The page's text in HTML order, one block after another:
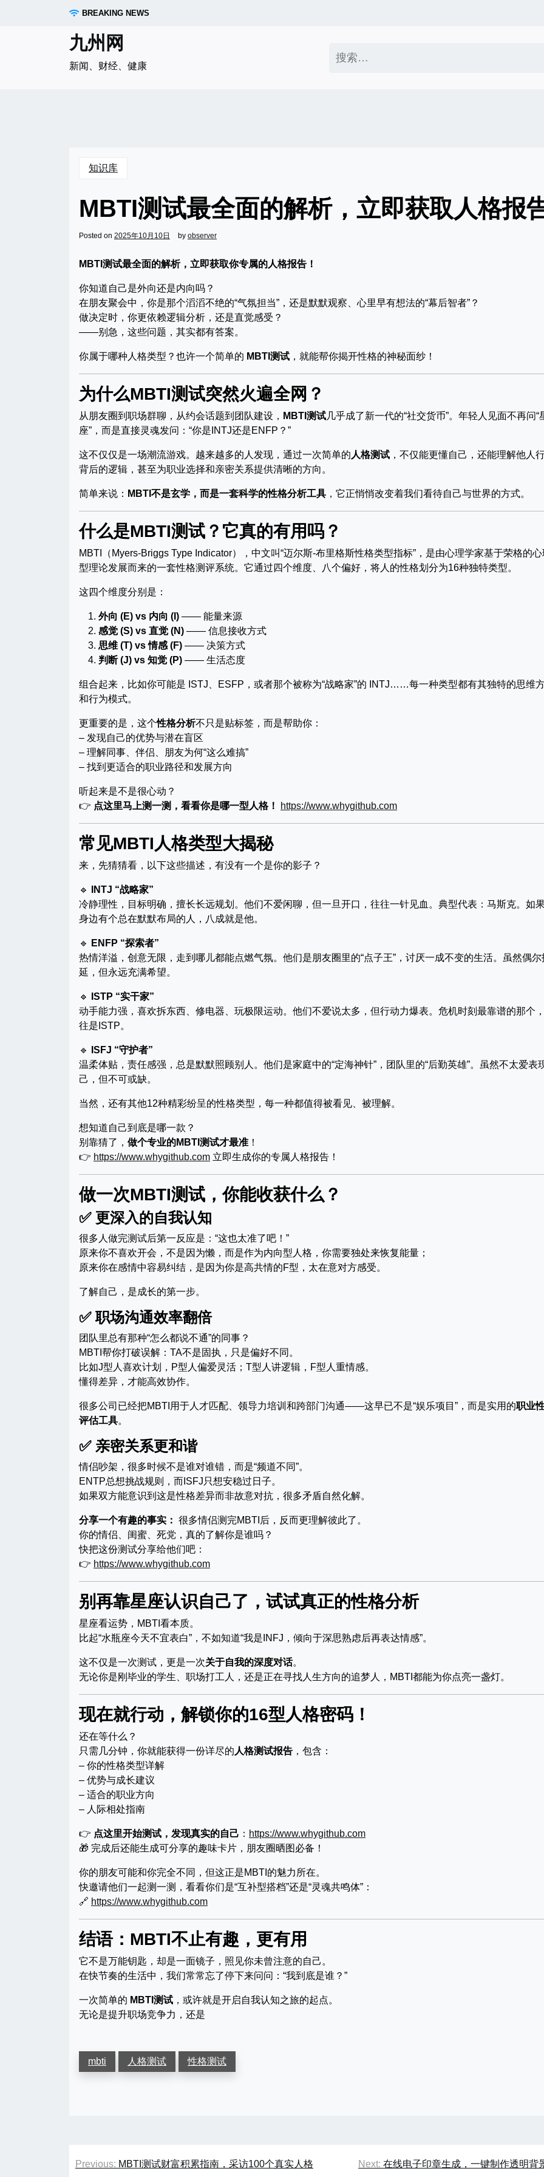
BREAKING NEWS
九州网
新闻、财经、健康
索：
知识库
MBTI测试最全面的解析，立即获取人格报
Posted on 2025年10月10日 by observer
MBTI测试最全面的解析，立即获取你专属的人格报告！
你知道自己是外向还是内向吗？
在朋友聚会中，你是那个滔滔不绝的“气氛担当”，还是默默观察、心里早有想法的“幕后智者”？
做决定时，你更依赖逻辑分析，还是直觉感受？
——别急，这些问题，其实都有答案。
你属于哪种人格类型？也许一个简单的 MBTI测试 ，就能帮你揭开性格的神秘面纱！
为什么MBTI测试突然火遍全网？
从朋友圈到职场群聊，从约会话题到团队建设， MBTI测试几乎成了新一代的“社交货币”。年轻人见面不再问“
座”，而是直接灵魂发问：“你是INTJ还是ENFP？”
这不仅仅是一场潮流游戏。越来越多的人发现，通过一次简单的 人格测试 ，不仅能更懂自己，还能理解他人
背后的逻辑，甚至为职业选择和亲密关系提供清晰的方向。
简单来说： MBTI不是玄学，而是一套科学的性格分析工具 ，它正悄悄改变着我们看待自己与世界的方式。
什么是MBTI测试？它真的有用吗？
MBTI（Myers-Briggs Type Indicator），中文叫“迈尔斯-布里格斯性格类型指标”，是由心理学家基于荣格的
型理论发展而来的一套性格测评系统。它通过四个维度、八个偏好，将人的性格划分为16种独特类型。
这四个维度分别是：
外向 (E) vs 内向 (I) —— 能量来源
感觉 (S) vs 直觉 (N) —— 信息接收方式
思维 (T) vs 情感 (F) —— 决策方式
判断 (J) vs 知觉 (P) —— 生活态度
组合起来，比如你可能是 ISTJ、ESFP，或者那个被称为“战略家”的 INTJ……每一种类型都有其独特的思维
和行为模式。
更重要的是，这个性格分析不只是贴标签，而是帮助你：
– 发现自己的优势与潜在盲区
– 理解同事、伴侣、朋友为何“这么难搞”
– 找到更适合的职业路径和发展方向
听起来是不是很心动？
👉 点这里马上测一测，看看你是哪一型人格！ https://www.whygithub.com
常见MBTI人格类型大揭秘
来，先猜猜看，以下这些描述，有没有一个是你的影子？
🔹
INTJ “战略家”
冷静理性，目标明确，擅长长远规划。他们不爱闲聊，但一旦开口，往往一针见血。典型代表：马斯克。如
身边有个总在默默布局的人，八成就是他。
🔹
ENFP “探索者”
热情洋溢，创意无限，走到哪儿都能点燃气氛。他们是朋友圈里的“点子王”，讨厌一成不变的生活。虽然偶尔
延，但永远充满希望。
🔹
ISTP “实干家”
动手能力强，喜欢拆东西、修电器、玩极限运动。他们不爱说太多，但行动力爆表。危机时刻最靠谱的那个
往是ISTP。
🔹
ISFJ “守护者”
温柔体贴，责任感强，总是默默照顾别人。他们是家庭中的“定海神针”，团队里的“后勤英雄”。虽然不太爱表
己，但不可或缺。
当然，还有其他12种精彩纷呈的性格类型，每一种都值得被看见、被理解。
想知道自己到底是哪一款？
别靠猜了， 做个专业的MBTI测试才最准 ！
👉 https://www.whygithub.com 立即生成你的专属人格报告！
做一次MBTI测试，你能收获什么？
✅ 更深入的自我认知
很多人做完测试后第一反应是：“这也太准了吧！”
原来你不喜欢开会，不是因为懒，而是作为内向型人格，你需要独处来恢复能量；
原来你在感情中容易纠结，是因为你是高共情的F型，太在意对方感受。
了解自己，是成长的第一步。
✅ 职场沟通效率翻倍
团队里总有那种“怎么都说不通”的同事？
MBTI帮你打破误解：TA不是固执，只是偏好不同。
比如J型人喜欢计划，P型人偏爱灵活；T型人讲逻辑，F型人重情感。
懂得差异，才能高效协作。
很多公司已经把MBTI用于人才匹配、领导力培训和跨部门沟通——这早已不是“娱乐项目”，而是实用的职业
评估工具。
✅ 亲密关系更和谐
情侣吵架，很多时候不是谁对谁错，而是“频道不同”。
ENTP总想挑战规则，而ISFJ只想安稳过日子。
如果双方能意识到这是性格差异而非故意对抗，很多矛盾自然化解。
分享一个有趣的事实： 很多情侣测完MBTI后，反而更理解彼此了。
你的情侣、闺蜜、死党，真的了解你是谁吗？
快把这份测试分享给他们吧：
👉 https://www.whygithub.com
别再靠星座认识自己了，试试真正的性格分析
星座看运势，MBTI看本质。
比起“水瓶座今天不宜表白”，不如知道“我是INFJ，倾向于深思熟虑后再表达情感”。
这不仅是一次测试，更是一次关于自我的深度对话。
无论你是刚毕业的学生、职场打工人，还是正在寻找人生方向的追梦人，MBTI都能为你点亮一盏灯。
现在就行动，解锁你的16型人格密码！
还在等什么？
只需几分钟，你就能获得一份详尽的 人格测试报告 ，包含：
– 你的性格类型详解
– 优势与成长建议
– 适合的职业方向
– 人际相处指南
👉 点这里开始测试，发现真实的自己 ： https://www.whygithub.com
🎁 完成后还能生成可分享的趣味卡片，朋友圈晒图必备！
你的朋友可能和你完全不同，但这正是MBTI的魅力所在。
快邀请他们一起测一测，看看你们是“互补型搭档”还是“灵魂共鸣体”：
🔗 https://www.whygithub.com
结语：MBTI不止有趣，更有用
它不是万能钥匙，却是一面镜子，照见你未曾注意的自己。
在快节奏的生活中，我们常常忘了停下来问问：“我到底是谁？”
一次简单的 MBTI测试 ，或许就是开启自我认知之旅的起点。
无论是提升职场竞争力，还是
mbti 人格测试 性格测试
文
Previous: MBTI测试财富积累指南，采访100个真实人格 Next: 在线电子印章生成，一键制作透明背